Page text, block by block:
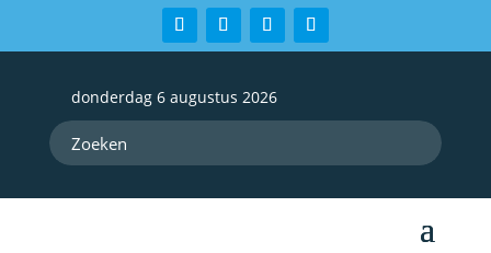
donderdag 6 augustus 2026